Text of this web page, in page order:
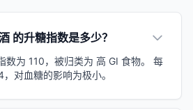
的升糖指数是多少？
数为 110，被归类为 高 GI 食物。 每
对血糖的影响为极小。